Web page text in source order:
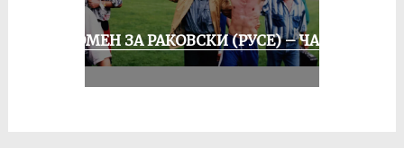
СПОМЕН ЗА РАКОВСКИ (РУСЕ) – ЧАСТ